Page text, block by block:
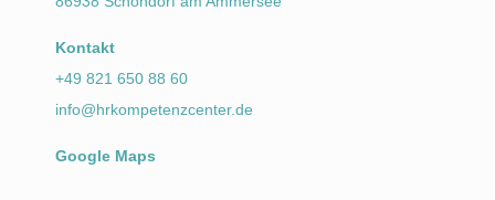
Kontakt
+49 821 650 88 60
info@hrkompetenzcenter.de
Google Maps